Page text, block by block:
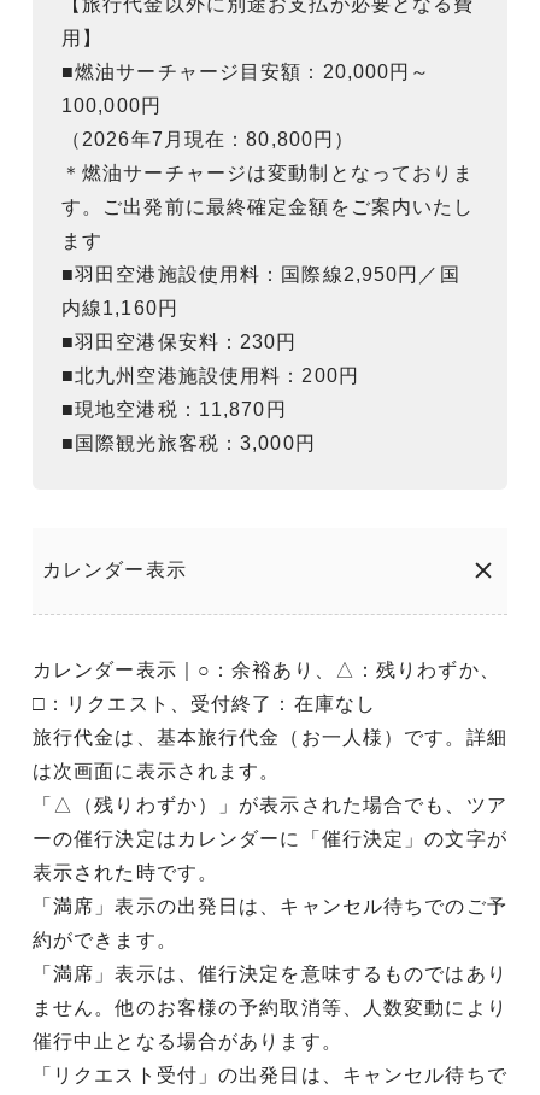
用】
■燃油サーチャージ目安額：20,000円～
100,000円
（2026年7月現在：80,800円）
＊燃油サーチャージは変動制となっておりま
す。ご出発前に最終確定金額をご案内いたし
ます
■羽田空港施設使用料：国際線2,950円／国
内線1,160円
■羽田空港保安料：230円
■北九州空港施設使用料：200円
■現地空港税：11,870円
■国際観光旅客税：3,000円
カレンダー表示
カレンダー表示｜○：余裕あり、△：残りわずか、
□：リクエスト、受付終了：在庫なし
旅行代金は、基本旅行代金（お一人様）です。詳細
は次画面に表示されます。
「△（残りわずか）」が表示された場合でも、ツア
ーの催行決定はカレンダーに「催行決定」の文字が
表示された時です。
「満席」表示の出発日は、キャンセル待ちでのご予
約ができます。
「満席」表示は、催行決定を意味するものではあり
ません。他のお客様の予約取消等、人数変動により
催行中止となる場合があります。
「リクエスト受付」の出発日は、キャンセル待ちで